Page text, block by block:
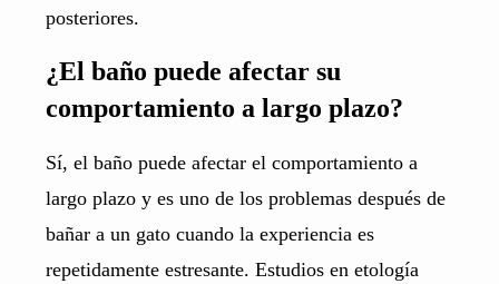
posteriores.
¿El baño puede afectar su
comportamiento a largo plazo?
Sí, el baño puede afectar el comportamiento a
largo plazo y es uno de los problemas después de
bañar a un gato cuando la experiencia es
repetidamente estresante. Estudios en etología